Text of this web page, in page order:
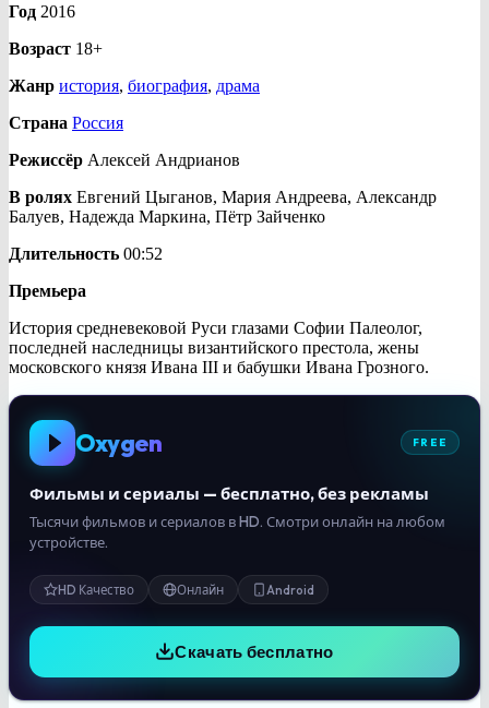
Год 2016
Возраст 18+
Жанр история, биография, драма
Страна Россия
Режиссёр Алексей Андрианов
В ролях Евгений Цыганов, Мария Андреева, Александр
Балуев, Надежда Маркина, Пётр Зайченко
Длительность 00:52
Премьера
История средневековой Руси глазами Софии Палеолог,
последней наследницы византийского престола, жены
московского князя Ивана III и бабушки Ивана Грозного.
Oxygen FREE
Фильмы и сериалы — бесплатно, без рекламы
Тысячи фильмов и сериалов в HD. Смотри онлайн на любом
устройстве.
HD Качество Онлайн Android
Скачать бесплатно